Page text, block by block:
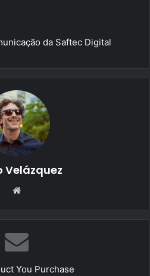
da Saftec Digital
Velázquez
Website
You Purchase